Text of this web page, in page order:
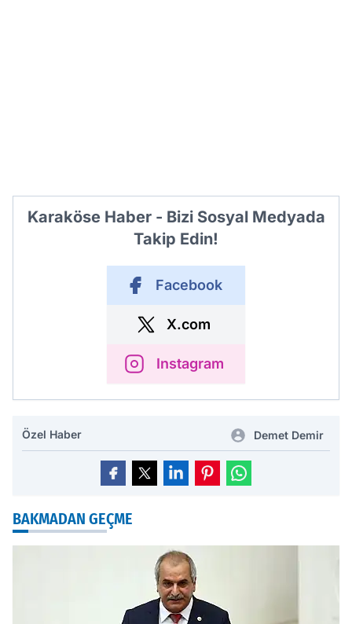
Karaköse Haber - Bizi Sosyal Medyada
Takip Edin!
Facebook
X.com
Instagram
Özel Haber Demet Demir
BAKMADAN GEÇME